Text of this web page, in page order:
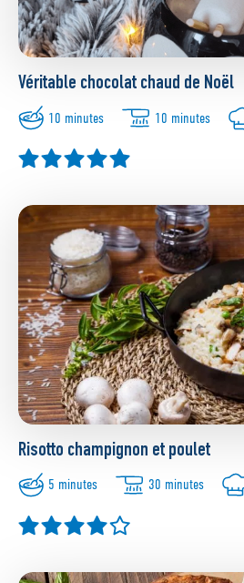
Véritable chocolat chaud de Noël
10 minutes 10 minutes
Risotto champignon et poulet
5 minutes 30 minutes